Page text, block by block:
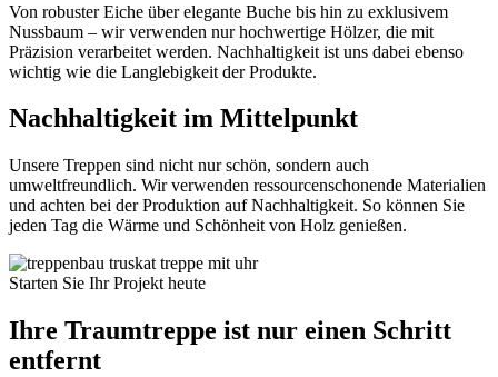
Von robuster Eiche über elegante Buche bis hin zu exklusivem
Nussbaum – wir verwenden nur hochwertige Hölzer, die mit
Präzision verarbeitet werden. Nachhaltigkeit ist uns dabei ebenso
wichtig wie die Langlebigkeit der Produkte.
Nachhaltigkeit im Mittelpunkt
Unsere Treppen sind nicht nur schön, sondern auch
umweltfreundlich. Wir verwenden ressourcenschonende Materialien
und achten bei der Produktion auf Nachhaltigkeit. So können Sie
jeden Tag die Wärme und Schönheit von Holz genießen.
Starten Sie Ihr Projekt heute
Ihre Traumtreppe ist nur einen Schritt
entfernt